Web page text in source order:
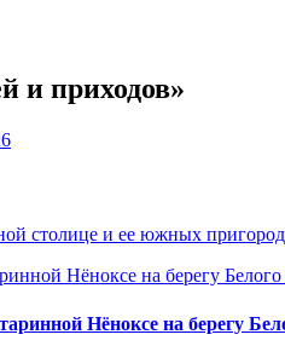
и приходов»
столице и ее южных
Нёноксе на берегу